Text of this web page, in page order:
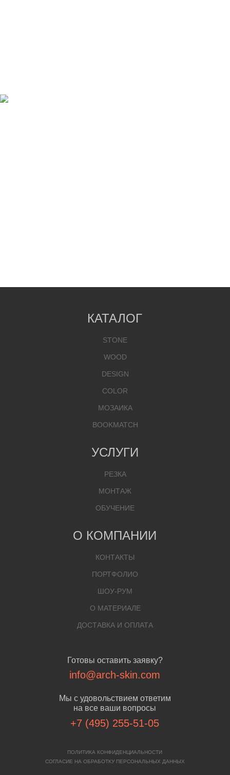
Готовы оставить заявку?
info@arch-skin.com
Мы с удовольствием ответим
на все ваши вопросы
+7 (495) 255-51-05
ПОЛИТИКА КОНФИДЕНЦИАЛЬНОСТИ
СОГЛАСИЕ НА ОБРАБОТКУ ПЕРСОНАЛЬНЫХ ДАННЫХ
КАТАЛОГ
STONE
WOOD
DESIGN
COLOR
МОЗАИКА
BOOKMATCH
УСЛУГИ
РЕЗКА
МОНТАЖ
ОБУЧЕНИЕ
О КОМПАНИИ
КОНТАКТЫ
ПОРТФОЛИО
ШОУ-РУМ
О МАТЕРИАЛЕ
ДОСТАВКА И ОПЛАТА